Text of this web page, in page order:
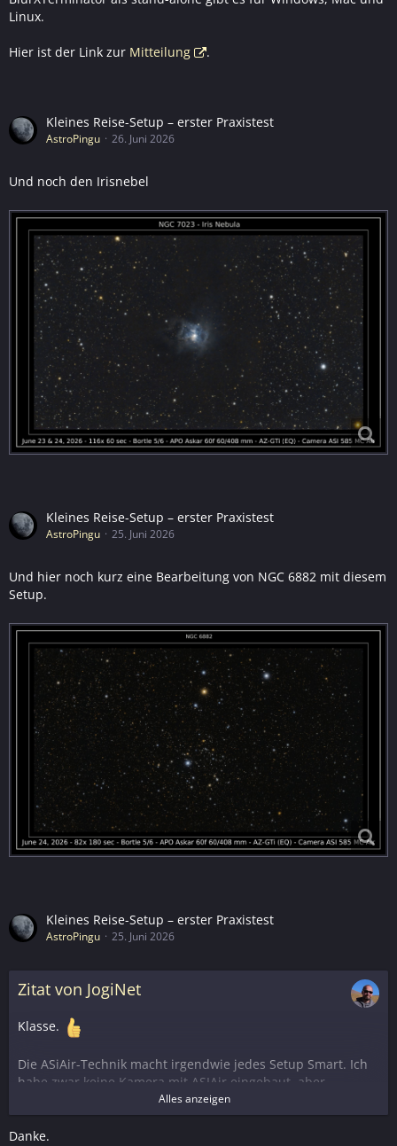
Linux.
Hier ist der Link zur Mitteilung .
Kleines Reise-Setup – erster Praxistest
AstroPingu 26. Juni 2026
Und noch den Irisnebel
Kleines Reise-Setup – erster Praxistest
AstroPingu 25. Juni 2026
Und hier noch kurz eine Bearbeitung von NGC 6882 mit diesem
Setup.
Kleines Reise-Setup – erster Praxistest
AstroPingu 25. Juni 2026
Zitat von JogiNet
Klasse.
Die ASiAir-Technik macht irgendwie jedes Setup Smart. Ich
habe zwar keine Kamera mit ASIAir eingebaut, aber
mittlerweile an jedem Tubus einen ASiAir oder einen PINS-Pi
drangenagelt.
Was war das immer für ein Gerödel mit Laptop, den ASCOM-
Alles anzeigen
Danke.